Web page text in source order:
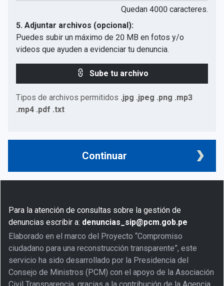
Quedan 4000 caracteres.
5. Adjuntar archivos (opcional):
Puedes subir un máximo de 20 MB en fotos y/o
videos que ayuden a evidenciar tu denuncia.
Sube tu archivo
Tipos de archivos permitidos .jpg .jpeg .png .mp3
.mp4 .pdf .txt
Continuar
Para la atención de consultas sobre la gestión de
denuncias escribir a: denuncias_sip@pcm.gob.pe
Elaborado en el marco del Proyecto “Compromiso
ciudadano para una reconstrucción transparente”, este
servicio ha sido desarrollado por la Presidencia del
Consejo de Ministros (PCM) con el apoyo de la Asociación